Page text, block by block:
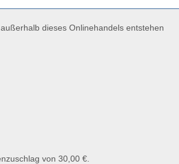
dieses Onlinehandels entstehen
von 30,00 €.